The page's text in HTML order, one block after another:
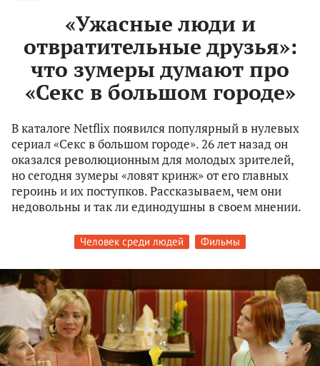
«Ужасные люди и
отвратительные друзья»:
что зумеры думают про
«Секс в большом городе»
В каталоге Netflix появился популярный в нулевых
сериал «Секс в большом городе». 26 лет назад он
оказался революционным для молодых зрителей,
но сегодня зумеры «ловят кринж» от его главных
героинь и их поступков. Рассказываем, чем они
недовольны и так ли единодушны в своем мнении.
Человек среди людей Фильмы